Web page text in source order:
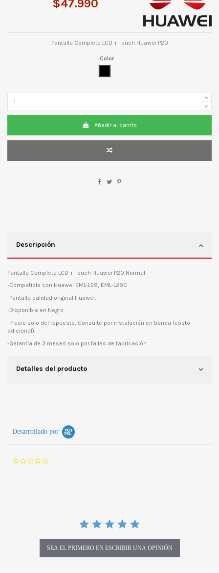
$47.990
Pantalla Completa LCD + Touch Huawei P20
Color
Añadir al carrito
Descripción
Pantalla Completa LCD + Touch Huawei P20 Normal
-Compatible con Huawei EML-L29, EML-L29C
-Pantalla calidad original Huawei.
-Disponible en Negro.
-Precio solo del repuesto, Consulte por instalación en tienda (costo
adicional).
-Garantía de 3 meses solo por fallas de fabricación.
Detalles del producto
Desarrollado por
SEA EL PRIMERO EN ESCRIBIR UNA OPINIÓN